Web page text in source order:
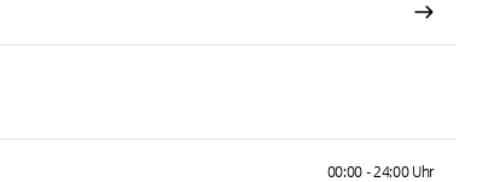
00:00 - 24:00 Uhr